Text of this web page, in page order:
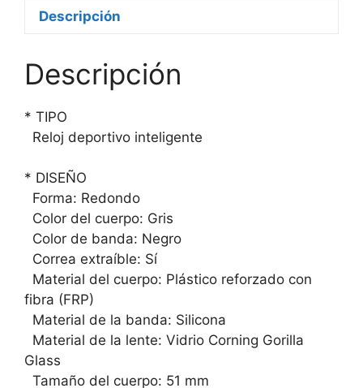
Descripción
Descripción
* TIPO
Reloj deportivo inteligente
* DISEÑO
Forma: Redondo
Color del cuerpo: Gris
Color de banda: Negro
Correa extraíble: Sí
Material del cuerpo: Plástico reforzado con
fibra (FRP)
Material de la banda: Silicona
Material de la lente: Vidrio Corning Gorilla
Glass
Tamaño del cuerpo: 51 mm